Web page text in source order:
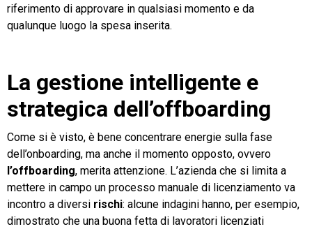
riferimento di approvare in qualsiasi momento e da
qualunque luogo la spesa inserita.
La gestione intelligente e
strategica dell’offboarding
Come si è visto, è bene concentrare energie sulla fase
dell’onboarding, ma anche il momento opposto, ovvero
l’offboarding, merita attenzione. L’azienda che si limita a
mettere in campo un processo manuale di licenziamento va
incontro a diversi rischi: alcune indagini hanno, per esempio,
dimostrato che una buona fetta di lavoratori licenziati